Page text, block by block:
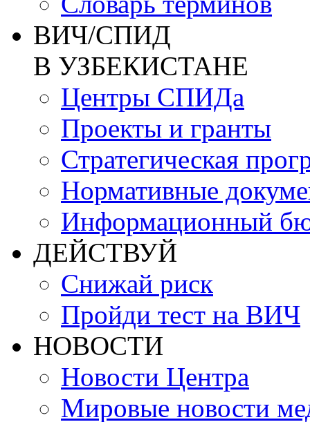
ВИЧ/СПИД
В УЗБЕКИСТАНЕ
Центры СПИДа
Проекты и гранты
Стратегическая
Нормативные
Информационный
ДЕЙСТВУЙ
Снижай риск
Пройди тест на ВИЧ
НОВОСТИ
Новости Центра
Мировые новости